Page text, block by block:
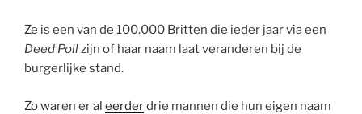
Ze is een van de 100.000 Britten die ieder jaar via een
Deed Pollzijn of haar naam laat veranderen bij de
burgerlijke stand.
Zo waren er al eerderdrie mannen die hun eigen naam